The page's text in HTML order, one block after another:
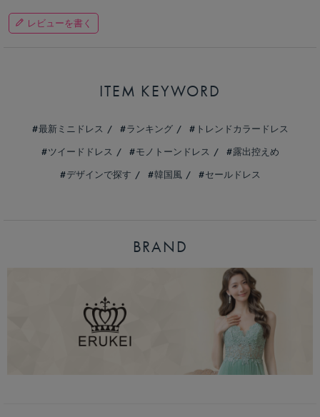
レビューを書く
ITEM KEYWORD
最新ミニドレス ランキング
トレンドカラードレス
ツイードドレス
モノトーンドレス
露出控えめ
デザインで探す
韓国風 セールドレス
BRAND